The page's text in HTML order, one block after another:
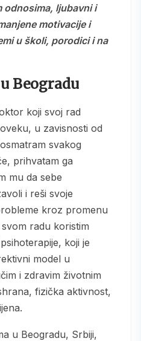
odnosima, ljubavni i
motivacije i
u školi, porodici i na
Beogradu
u zavisnosti od
svakog
prihvatam ga
mu da sebe
i reši svoje
kroz promenu
radu koristim
koji je
model u
i zdravim životnim
fizička aktivnost,